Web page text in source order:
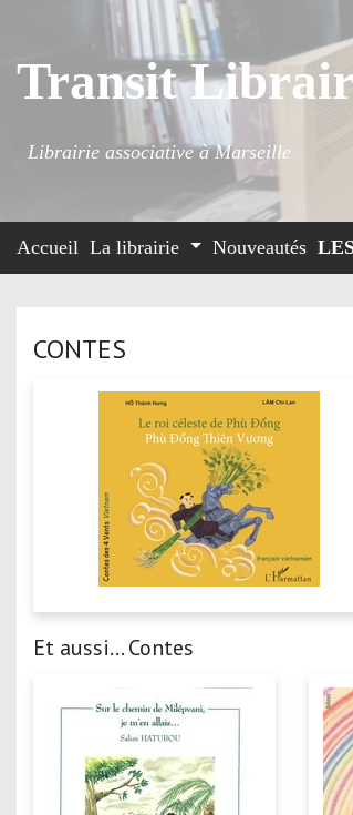
Transit
Librairie associative à Marseille
Accueil La librairie Nouveautés
CONTES
Et aussi... Contes